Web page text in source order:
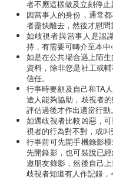
者不應這樣做及立刻停止
因當事人的身份，通常
者盡快離去，然後才慰問
如歧視者與當事人是認
持，有需要可轉介至本中
如是在公共場合遇上陌
資料，除非您是社工或
信任。
行事時要顧及自己和TA
途人能夠協助，歧視者
評估過後才作出適當行動。
如遇歧視者比較凶惡，
視者的行為對不對，或叫
行事前可先開手機錄影
先開錄影，也可裝說已
邀朋友錄影，然後自己
歧視者知道有人作記錄，